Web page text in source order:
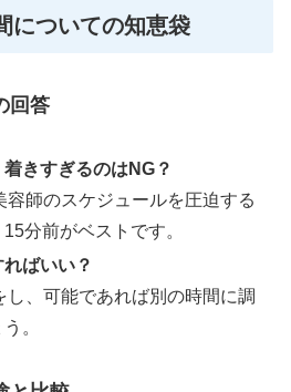
についての知恵袋
回答
きすぎるのはNG？
容師のスケジュールを圧迫する
分前がベストです。
ばいい？
し、可能であれば別の時間に調
。